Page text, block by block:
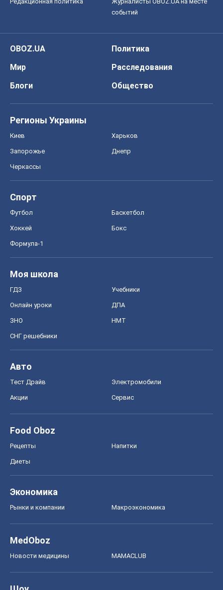
событий
OBOZ.UA
Политика
Мир
Расследования
Блоги
Общество
Регионы Украины
Киев Харьков
Запорожье Днепр
Черкассы
Спорт
Футбол Баскетбол
Хоккей Бокс
Формула-1
Моя школа
ГДЗ Учебники
Онлайн уроки ДПА
ЗНО НМТ
СНГ решебники
Авто
Тест Драйв Электромобили
Акции Сервис
Food Oboz
Рецепты Напитки
Диеты
Экономика
Рынки и компании Mакроэкономика
MedOboz
Новости медицины MAMACLUB